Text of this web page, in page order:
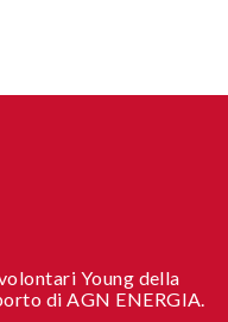
Young della
di AGN ENERGIA.